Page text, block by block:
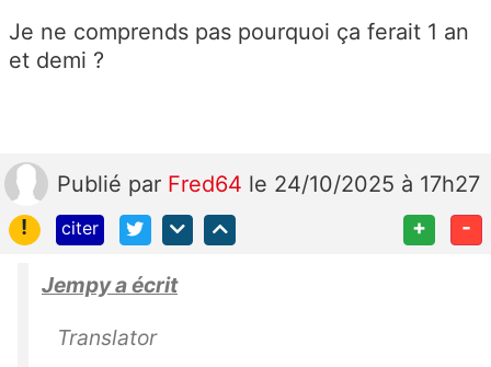
Je ne comprends pas pourquoi ça ferait 1 an
et demi ?
Publié par Fred64 le 24/10/2025 à 17h27
!
citer + -
Jempy a écrit
Translator